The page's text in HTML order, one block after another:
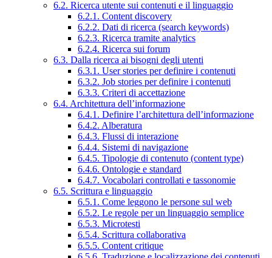
6.2. Ricerca utente sui contenuti e il linguaggio
6.2.1. Content discovery
6.2.2. Dati di ricerca (search keywords)
6.2.3. Ricerca tramite analytics
6.2.4. Ricerca sui forum
6.3. Dalla ricerca ai bisogni degli utenti
6.3.1. User stories per definire i contenuti
6.3.2. Job stories per definire i contenuti
6.3.3. Criteri di accettazione
6.4. Architettura dell’informazione
6.4.1. Definire l’architettura dell’informazione
6.4.2. Alberatura
6.4.3. Flussi di interazione
6.4.4. Sistemi di navigazione
6.4.5. Tipologie di contenuto (content type)
6.4.6. Ontologie e standard
6.4.7. Vocabolari controllati e tassonomie
6.5. Scrittura e linguaggio
6.5.1. Come leggono le persone sul web
6.5.2. Le regole per un linguaggio semplice
6.5.3. Microtesti
6.5.4. Scrittura collaborativa
6.5.5. Content critique